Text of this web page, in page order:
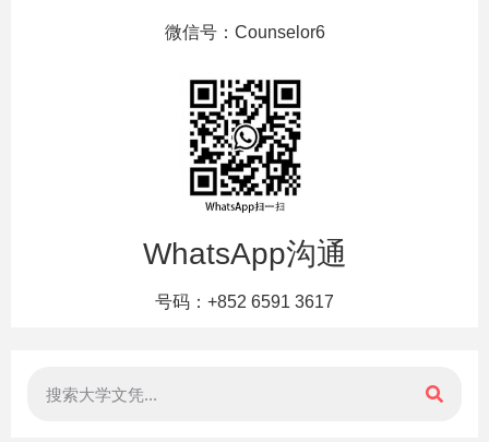
微信号：Counselor6
WhatsApp沟通
号码：+852 6591 3617